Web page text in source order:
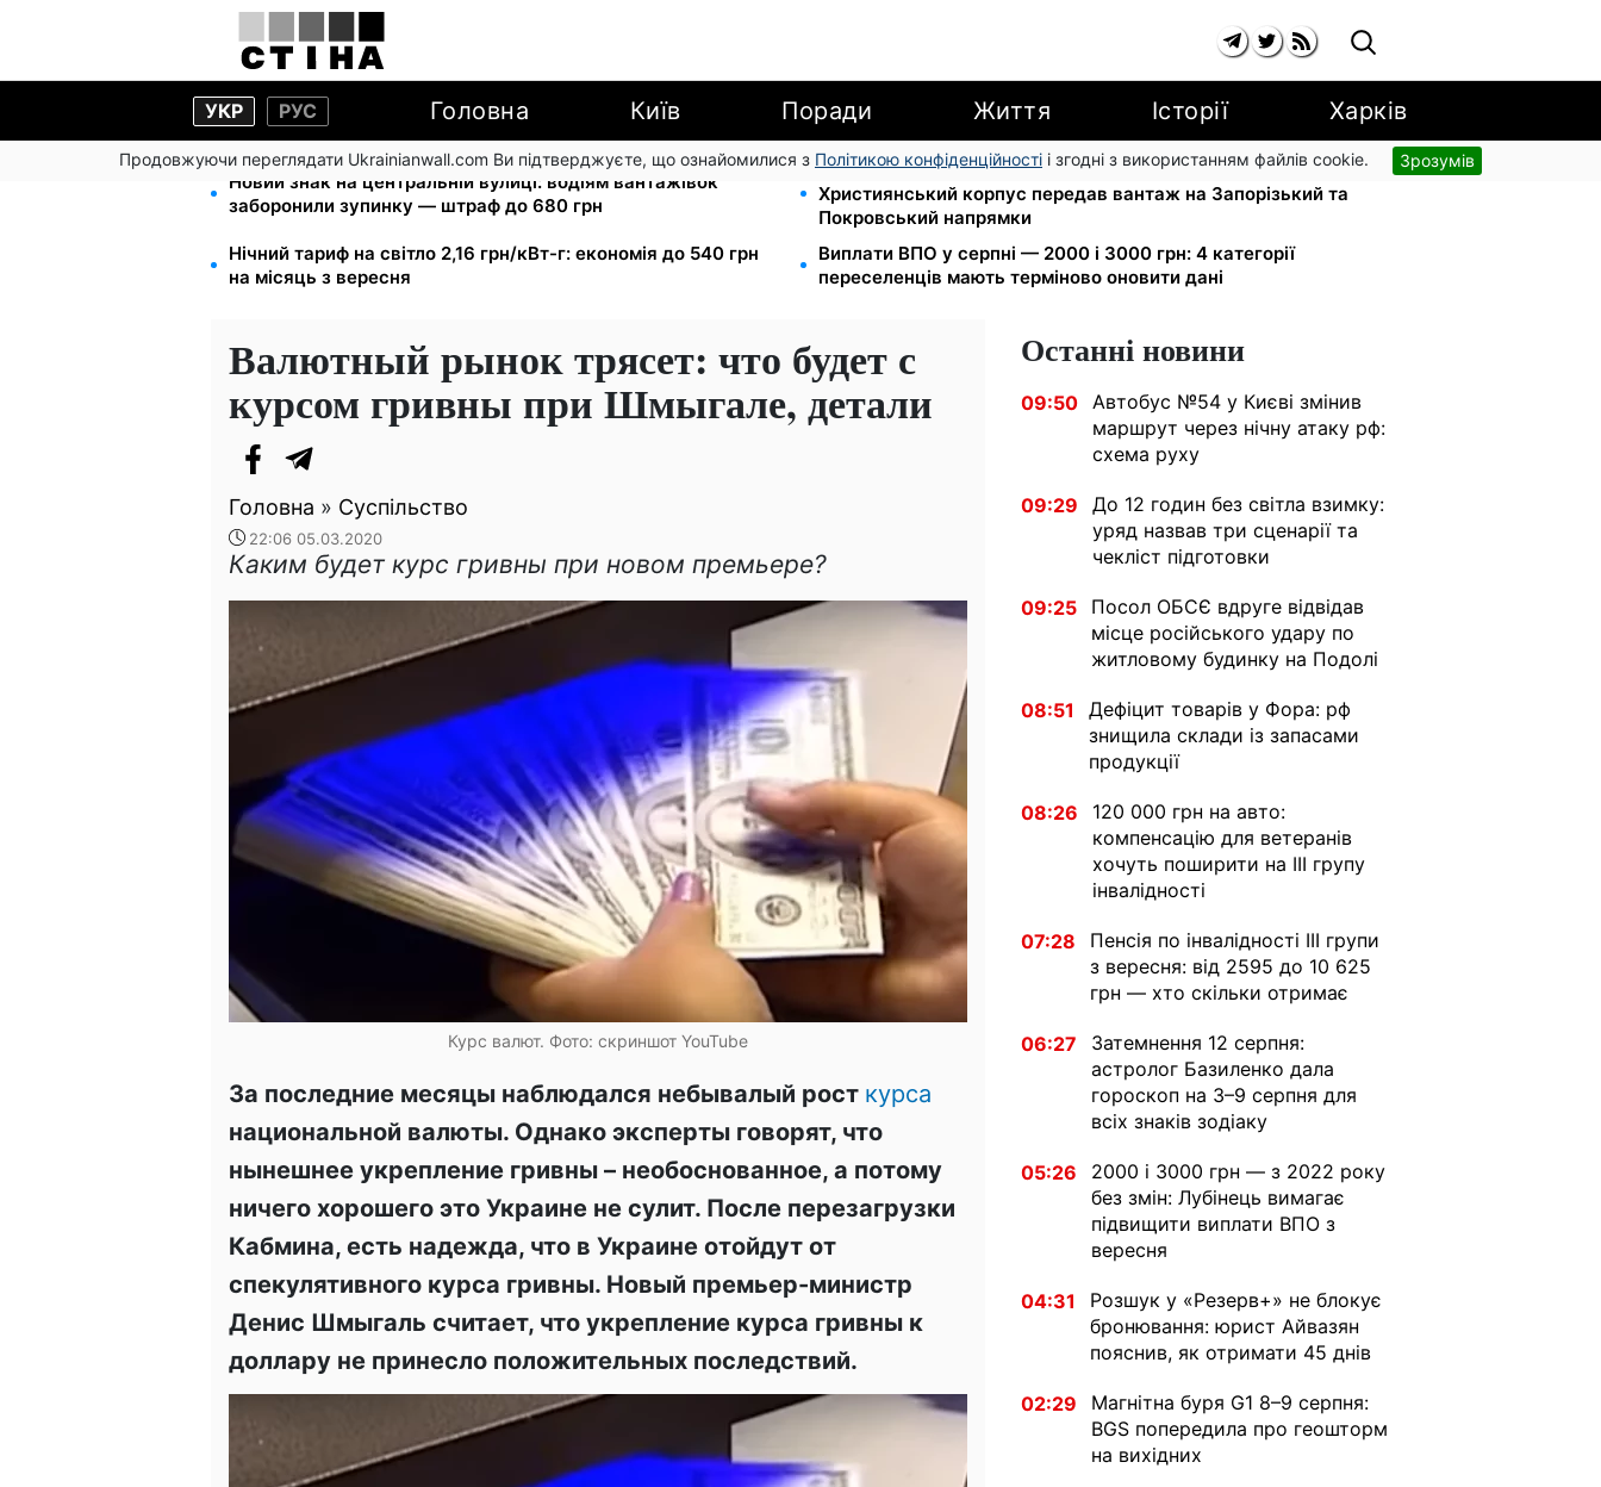
УКР РУС Головна Київ Поради Життя Історії Харків
Продовжуючи переглядати Ukrainianwall.com Ви підтверджуєте, що ознайомилися з Політикою конфіденційності і згодні з використанням файлів cookie. Зрозумів
Новий знак на центральній вулиці: водіям вантажівок
заборонили зупинку — штраф до 680 грн
Мавіки, зарядні станції та апарати для реанімації:
Християнський корпус передав вантаж на Запорізький та
Покровський напрямки
Нічний тариф на світло 2,16 грн/кВт-г: економія до 540 грн
на місяць з вересня
Виплати ВПО у серпні — 2000 і 3000 грн: 4 категорії
переселенців мають терміново оновити дані
Валютный рынок трясет: что будет с
курсом гривны при Шмыгале, детали
Головна » Суспільство
22:06 05.03.2020
Каким будет курс гривны при новом премьере?
Курс валют. Фото: скриншот YouTube
За последние месяцы наблюдался небывалый рост курса
национальной валюты. Однако эксперты говорят, что
нынешнее укрепление гривны – необоснованное, а потому
ничего хорошего это Украине не сулит. После перезагрузки
Кабмина, есть надежда, что в Украине отойдут от
спекулятивного курса гривны. Новый премьер-министр
Денис Шмыгаль считает, что укрепление курса гривны к
доллару не принесло положительных последствий.
Останні новини
09:50 Автобус №54 у Києві змінив
маршрут через нічну атаку рф:
схема руху
09:29
До 12 годин без світла взимку:
уряд назвав три сценарії та
чекліст підготовки
09:25
Посол ОБСЄ вдруге відвідав
місце російського удару по
житловому будинку на Подолі
08:51
Дефіцит товарів у Фора: рф
знищила склади із запасами
продукції
08:26
120 000 грн на авто:
компенсацію для ветеранів
хочуть поширити на III групу
інвалідності
07:28
Пенсія по інвалідності III групи
з вересня: від 2595 до 10 625
грн — хто скільки отримає
06:27
Затемнення 12 серпня:
астролог Базиленко дала
гороскоп на 3–9 серпня для
всіх знаків зодіаку
05:26
2000 і 3000 грн — з 2022 року
без змін: Лубінець вимагає
підвищити виплати ВПО з
вересня
04:31
Розшук у «Резерв+» не блокує
бронювання: юрист Айвазян
пояснив, як отримати 45 днів
02:29
Магнітна буря G1 8–9 серпня:
BGS попередила про геошторм
на вихідних